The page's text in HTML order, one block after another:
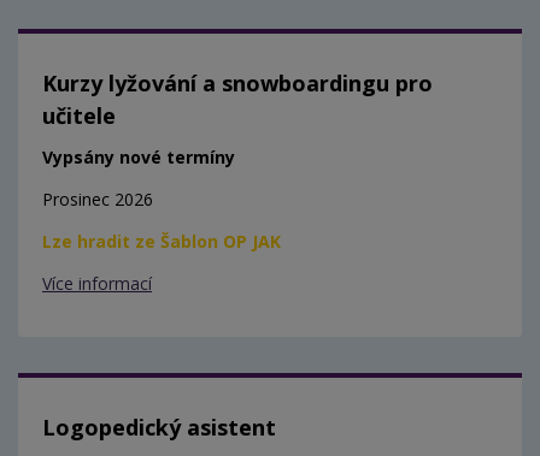
Kurzy lyžování a snowboardingu pro
učitele
Vypsány nové termíny
Prosinec 2026
Lze hradit ze Šablon OP JAK
Více informací
Logopedický asistent